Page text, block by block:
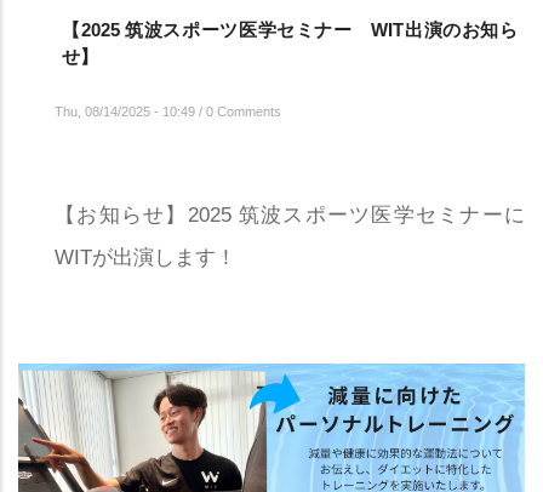
【2025 筑波スポーツ医学セミナー WIT出演のお知ら
せ】
Thu, 08/14/2025 - 10:49 / 0 Comments
【お知らせ】2025 筑波スポーツ医学セミナーに
WITが出演します！